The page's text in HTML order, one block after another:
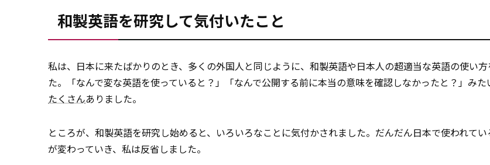
和製英語を研究して気付いたこと
私は、日本に来たばかりのとき、多くの外国人と同じように、和製英語や日本人の超適当な英語の使い
た。「なんで変な英語を使っていると？」「なんで公開する前に本当の意味を確認しなかったと？」み
たくさんありました。
ところが、和製英語を研究し始めると、いろいろなことに気付かされました。だんだん日本で使われて
が変わっていき、私は反省しました。